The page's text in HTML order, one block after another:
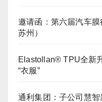
邀请函：第六届汽车
苏州）
Elastollan® TPU全新
“衣服”
通利集团：子公司慧